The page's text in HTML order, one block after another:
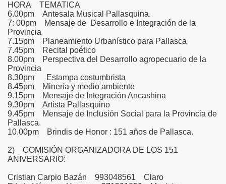
HORA TEMATICA
6.00pm Antesala Musical Pallasquina.
7: 00pm Mensaje de Desarrollo e Integración de la
Provincia
7.15pm Planeamiento Urbanístico para Pallasca
7.45pm Recital poético
8.00pm Perspectiva del Desarrollo agropecuario de la
Provincia
8.30pm Estampa costumbrista
8.45pm Minería y medio ambiente
9.15pm Mensaje de Integración Ancashina
9.30pm Artista Pallasquino
9.45pm Mensaje de Inclusión Social para la Provincia de
Pallasca.
10.00pm Brindis de Honor : 151 años de Pallasca.
2) COMISIÓN ORGANIZADORA DE LOS 151
ANIVERSARIO:
Cristian Carpio Bazán 993048561 Claro